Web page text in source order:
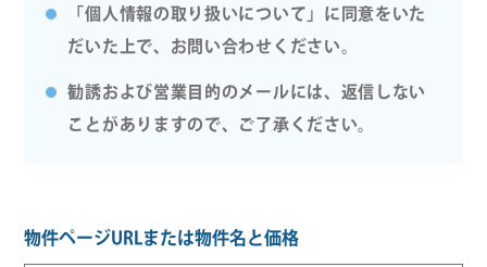
「個人情報の取り扱いについて」に同意をいた
だいた上で、お問い合わせください。
勧誘および営業目的のメールには、返信しない
ことがありますので、ご了承ください。
物件ページURLまたは物件名と価格